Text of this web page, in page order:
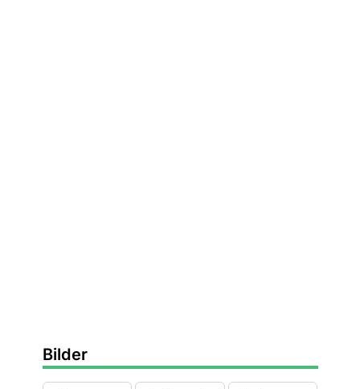
Bilder